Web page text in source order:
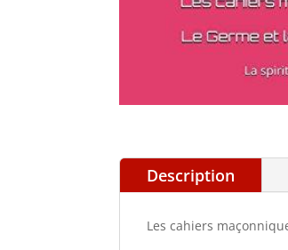
Description
Les cahiers